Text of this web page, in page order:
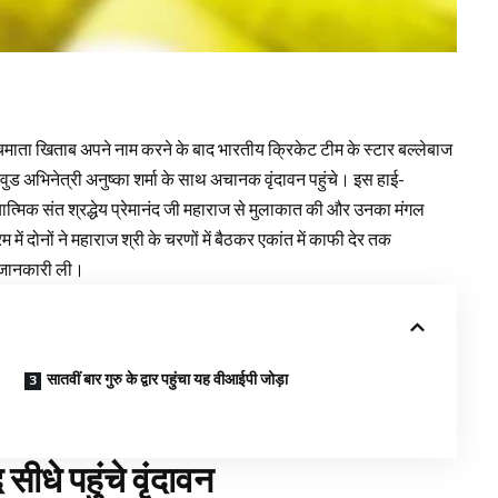
खिताब अपने नाम करने के बाद भारतीय क्रिकेट टीम के स्टार बल्लेबाज
अभिनेत्री अनुष्का शर्मा के साथ अचानक वृंदावन पहुंचे। इस हाई-
संत श्रद्धेय प्रेमानंद जी महाराज से मुलाकात की और उनका मंगल
में दोनों ने महाराज श्री के चरणों में बैठकर एकांत में काफी देर तक
ली।
सातवीं बार गुरु के द्वार पहुंचा यह वीआईपी जोड़ा
सीधे पहुंचे वृंदावन